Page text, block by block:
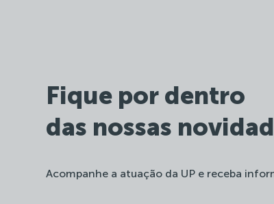
Fique por dentro
das nossas
Acompanhe a atuação da UP e receba